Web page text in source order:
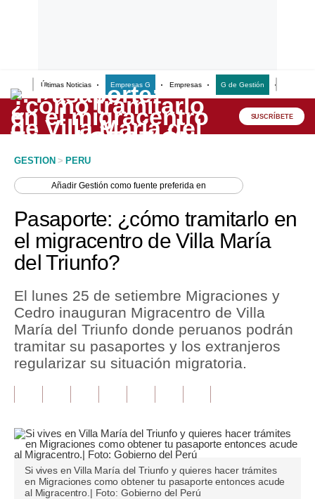
Últimas Noticias Empresas G Empresas G de Gestión
Lo último
Peru Quiosco
Economía
Mercados
Política
Tu Dinero
Finanzas Personales
Opinión
Editorial
SUSCRÍBETE
GESTION > PERU
AñadirGestión como fuente preferida en
Pasaporte: ¿cómo tramitarlo en
el migracentro de Villa María
del Triunfo?
El lunes 25 de setiembre Migraciones y
Cedro inauguran Migracentro de Villa
María del Triunfo donde peruanos podrán
tramitar su pasaportes y los extranjeros
regularizar su situación migratoria.
Si vives en Villa María del Triunfo y quieres hacer trámites
en Migraciones como obtener tu pasaporte entonces acude
al Migracentro.| Foto: Gobierno del Perú